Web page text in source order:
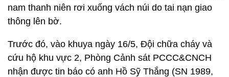
nam thanh niên rơi xuống vách núi do tai nạn giao
thông lên bờ.
Trước đó, vào khuya ngày 16/5, Đội chữa cháy và
cứu hộ khu vực 2, Phòng Cảnh sát PCCC&CNCH
nhận được tin báo có anh Hồ Sỹ Thắng (SN 1989,